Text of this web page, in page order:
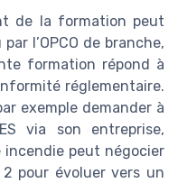
de la formation peut
l’OPCO de branche,
formation répond à
réglementaire.
exemple demander à
via son entreprise,
incendie peut négocier
2 pour évoluer vers un